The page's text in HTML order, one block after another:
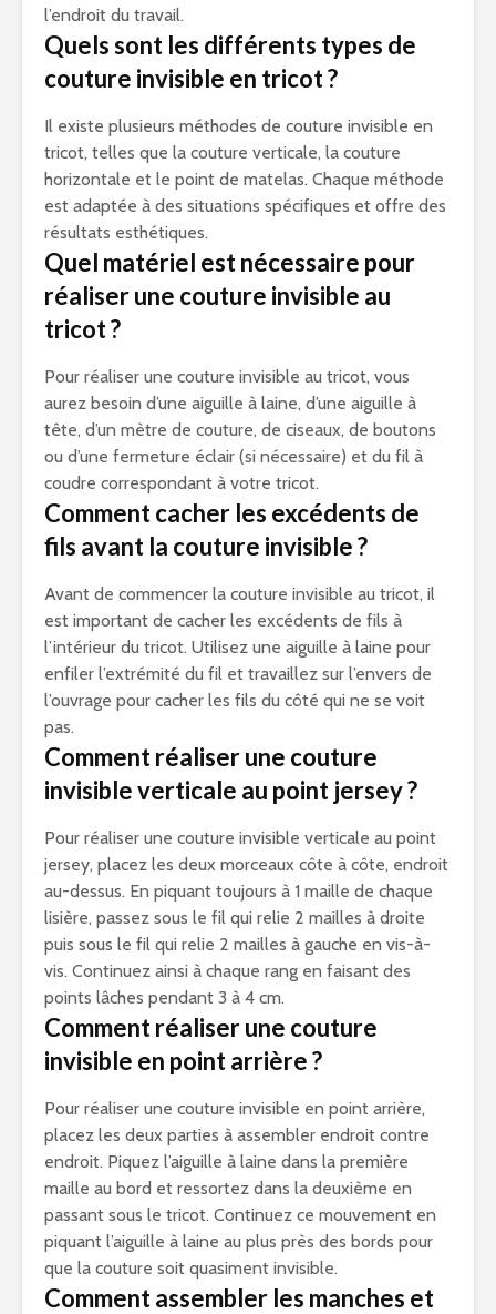
l’endroit du travail.
Quels sont les différents types de
couture invisible en tricot ?
Il existe plusieurs méthodes de couture invisible en
tricot, telles que la couture verticale, la couture
horizontale et le point de matelas. Chaque méthode
est adaptée à des situations spécifiques et offre des
résultats esthétiques.
Quel matériel est nécessaire pour
réaliser une couture invisible au
tricot ?
Pour réaliser une couture invisible au tricot, vous
aurez besoin d’une aiguille à laine, d’une aiguille à
tête, d’un mètre de couture, de ciseaux, de boutons
ou d’une fermeture éclair (si nécessaire) et du fil à
coudre correspondant à votre tricot.
Comment cacher les excédents de
fils avant la couture invisible ?
Avant de commencer la couture invisible au tricot, il
est important de cacher les excédents de fils à
l’intérieur du tricot. Utilisez une aiguille à laine pour
enfiler l’extrémité du fil et travaillez sur l’envers de
l’ouvrage pour cacher les fils du côté qui ne se voit
pas.
Comment réaliser une couture
invisible verticale au point jersey ?
Pour réaliser une couture invisible verticale au point
jersey, placez les deux morceaux côte à côte, endroit
au-dessus. En piquant toujours à 1 maille de chaque
lisière, passez sous le fil qui relie 2 mailles à droite
puis sous le fil qui relie 2 mailles à gauche en vis-à-
vis. Continuez ainsi à chaque rang en faisant des
points lâches pendant 3 à 4 cm.
Comment réaliser une couture
invisible en point arrière ?
Pour réaliser une couture invisible en point arrière,
placez les deux parties à assembler endroit contre
endroit. Piquez l’aiguille à laine dans la première
maille au bord et ressortez dans la deuxième en
passant sous le tricot. Continuez ce mouvement en
piquant l’aiguille à laine au plus près des bords pour
que la couture soit quasiment invisible.
Comment assembler les manches et